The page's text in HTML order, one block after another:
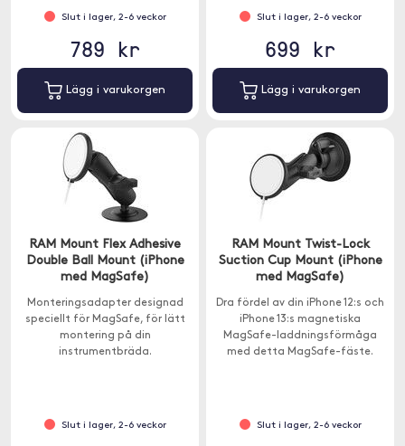
Slut i lager, 2-6 veckor
789 kr
Lägg i varukorgen
Slut i lager, 2-6 veckor
699 kr
Lägg i varukorgen
RAM Mount Flex Adhesive
Double Ball Mount (iPhone
med MagSafe)
Monteringsadapter designad
speciellt för MagSafe, för lätt
montering på din
instrumentbräda.
Slut i lager, 2-6 veckor
RAM Mount Twist-Lock
Suction Cup Mount (iPhone
med MagSafe)
Dra fördel av din iPhone 12:s och
iPhone 13:s magnetiska
MagSafe-laddningsförmåga
med detta MagSafe-fäste.
Slut i lager, 2-6 veckor